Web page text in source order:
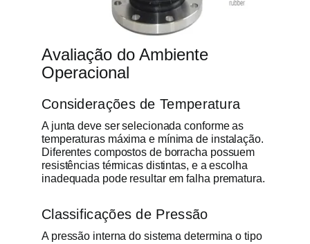
Avaliação do Ambiente
Operacional
Considerações de Temperatura
A junta deve ser selecionada conforme as
temperaturas máxima e mínima de instalação.
Diferentes compostos de borracha possuem
resistências térmicas distintas, e a escolha
inadequada pode resultar em falha prematura.
Classificações de Pressão
A pressão interna do sistema determina o tipo